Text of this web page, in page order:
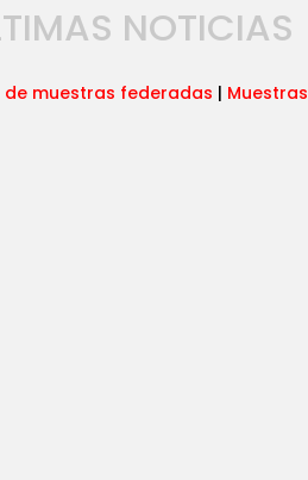
NOTICIAS
de muestras federadas | Muestras